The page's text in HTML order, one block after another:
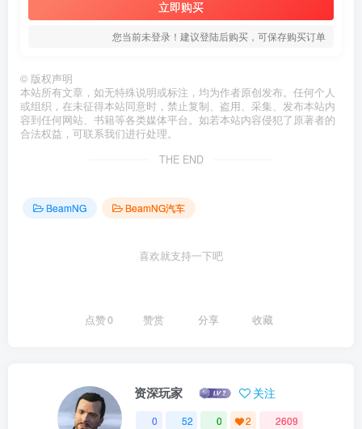
立即购买
您当前未登录！建议登陆后购买，可保存购买订单
© 版权声明
本站所有文章，如无特殊说明或标注，均为作者原创发布。任何个人
或组织，在未征得本站同意时，禁止复制、盗用、采集、发布本站内
容到任何网站、书籍等各类媒体平台。如若本站内容侵犯了原著者的
合法权益，可联系我们进行处理。
THE END
BeamNG BeamNG汽车
喜欢就支持一下吧
点赞0 赞赏 分享 收藏
资深玩家 关注
0 52 0 2 2609